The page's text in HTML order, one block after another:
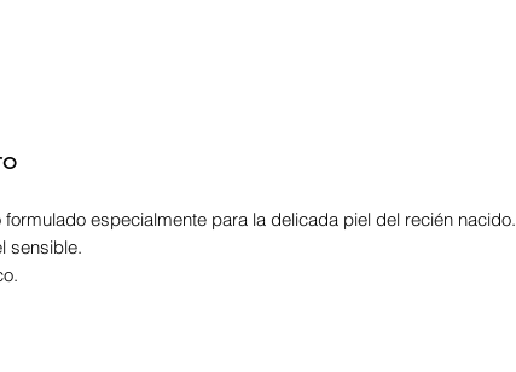
especialmente para la delicada piel del recién nacido.
sensible.